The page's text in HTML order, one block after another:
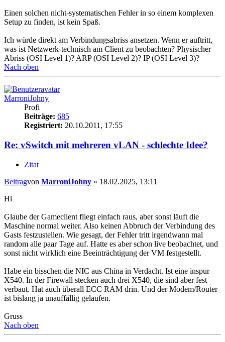
Einen solchen nicht-systematischen Fehler in so einem komplexen
Setup zu finden, ist kein Spaß.
Ich würde direkt am Verbindungsabriss ansetzen. Wenn er auftritt,
was ist Netzwerk-technisch am Client zu beobachten? Physischer
Abriss (OSI Level 1)? ARP (OSI Level 2)? IP (OSI Level 3)?
Nach oben
MarroniJohny
Profi
Beiträge: 685
Registriert: 20.10.2011, 17:55
Re: vSwitch mit mehreren vLAN - schlechte Idee?
Zitat
Beitragvon MarroniJohny » 18.02.2025, 13:11
Hi
Glaube der Gameclient fliegt einfach raus, aber sonst läuft die
Maschine normal weiter. Also keinen Abbruch der Verbindung des
Gasts festzustellen. Wie gesagt, der Fehler tritt irgendwann mal
random alle paar Tage auf. Hatte es aber schon live beobachtet, und
sonst nicht wirklich eine Beeinträchtigung der VM festgestellt.
Habe ein bisschen die NIC aus China in Verdacht. Ist eine inspur
X540. In der Firewall stecken auch drei X540, die sind aber fest
verbaut. Hat auch überall ECC RAM drin. Und der Modem/Router
ist bislang ja unauffällig gelaufen.
Gruss
Nach oben